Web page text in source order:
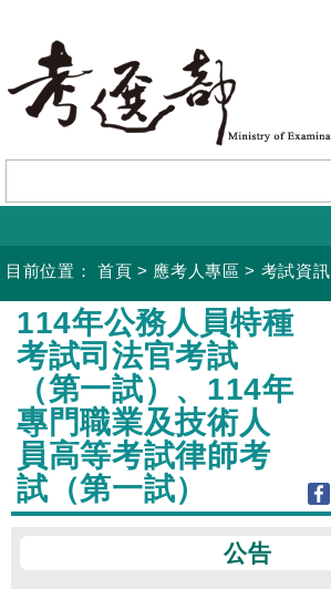
要
容
目前位置： 首頁 > 應考人專區 > 考試資訊
:::
114年公務人員特種
考試司法官考試
（第一試）、114年
專門職業及技術人
員高等考試律師考
試（第一試）
公告